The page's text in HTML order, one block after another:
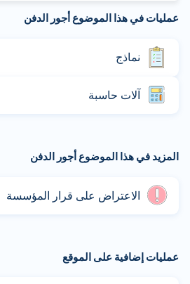
عمليات في هذا الموضوع أجور الدفن
نماذج
آلات حاسبة
المزيد في هذا الموضوع أجور الدفن
الاعتراض على قرار المؤسسة
عمليات إضافية على الموقع